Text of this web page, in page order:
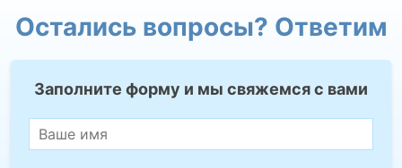
Остались вопросы? Ответим
Заполните форму и мы свяжемся с вами